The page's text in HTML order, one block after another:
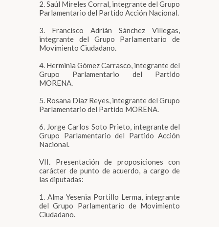
2. Saúl Mireles Corral, integrante del Grupo
Parlamentario del Partido Acción Nacional.
3. Francisco Adrián Sánchez Villegas,
integrante del Grupo Parlamentario de
Movimiento Ciudadano.
4. Herminia Gómez Carrasco, integrante del
Grupo Parlamentario del Partido
MORENA.
5. Rosana Díaz Reyes, integrante del Grupo
Parlamentario del Partido MORENA.
6. Jorge Carlos Soto Prieto, integrante del
Grupo Parlamentario del Partido Acción
Nacional.
VII. Presentación de proposiciones con
carácter de punto de acuerdo, a cargo de
las diputadas:
1. Alma Yesenia Portillo Lerma, integrante
del Grupo Parlamentario de Movimiento
Ciudadano.